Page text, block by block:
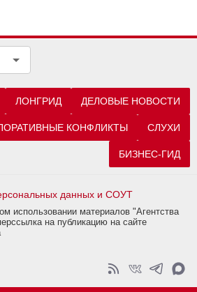
ЛОНГРИД ДЕЛОВЫЕ НОВОСТИ
КОНФЛИКТЫ СЛУХИ
БИЗНЕС-ГИД
данных и СОУТ
использовании материалов "Агентства
на публикацию на сайте